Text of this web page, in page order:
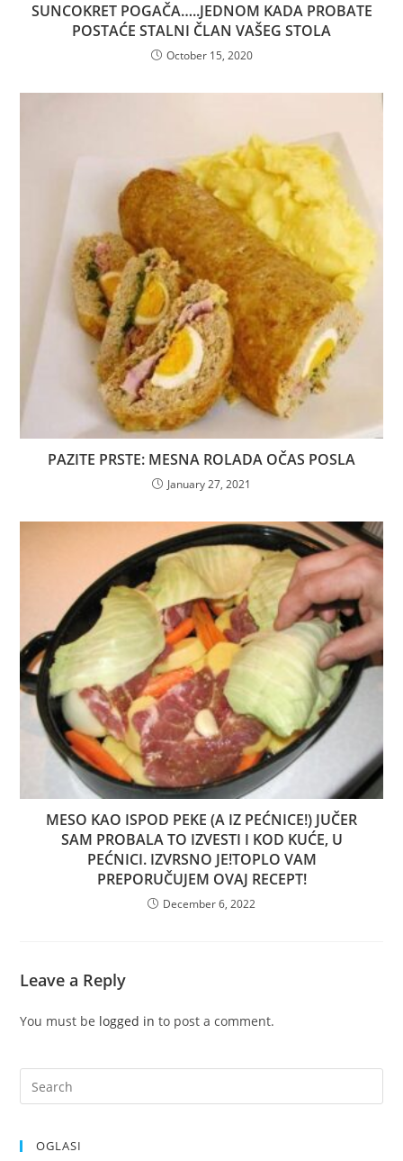
SUNCOKRET POGAČA…..JEDNOM KADA PROBATE
POSTAĆE STALNI ČLAN VAŠEG STOLA
October 15, 2020
PAZITE PRSTE: MESNA ROLADA OČAS POSLA
January 27, 2021
MESO KAO ISPOD PEKE (A IZ PEĆNICE!) JUČER
SAM PROBALA TO IZVESTI I KOD KUĆE, U
PEĆNICI. IZVRSNO JE!TOPLO VAM
PREPORUČUJEM OVAJ RECEPT!
December 6, 2022
Leave a Reply
You must be logged in to post a comment.
OGLASI